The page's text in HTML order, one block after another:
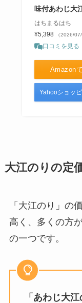
味付あわじ大
はちまるはち
¥5,398
（2026/
口コミを見る
Amazon
Yahooショッ
大江のりの定
「大江のり」の
高く、多くの方
の一つです。
「あわじ大